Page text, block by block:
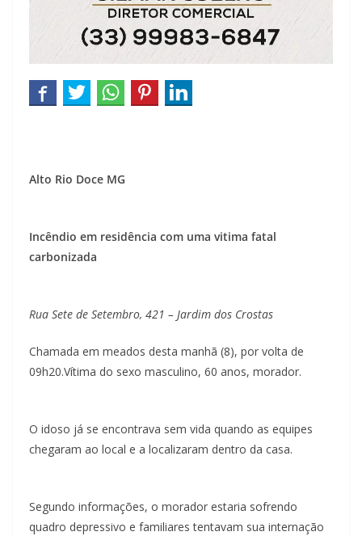
Alto Rio Doce MG
Incêndio em residência com uma vitima fatal
carbonizada
Rua Sete de Setembro, 421 – Jardim dos Crostas
Chamada em meados desta manhã (8), por volta de
09h20.Vítima do sexo masculino, 60 anos, morador.
O idoso já se encontrava sem vida quando as equipes
chegaram ao local e a localizaram dentro da casa.
Segundo informações, o morador estaria sofrendo
quadro depressivo e familiares tentavam sua internação